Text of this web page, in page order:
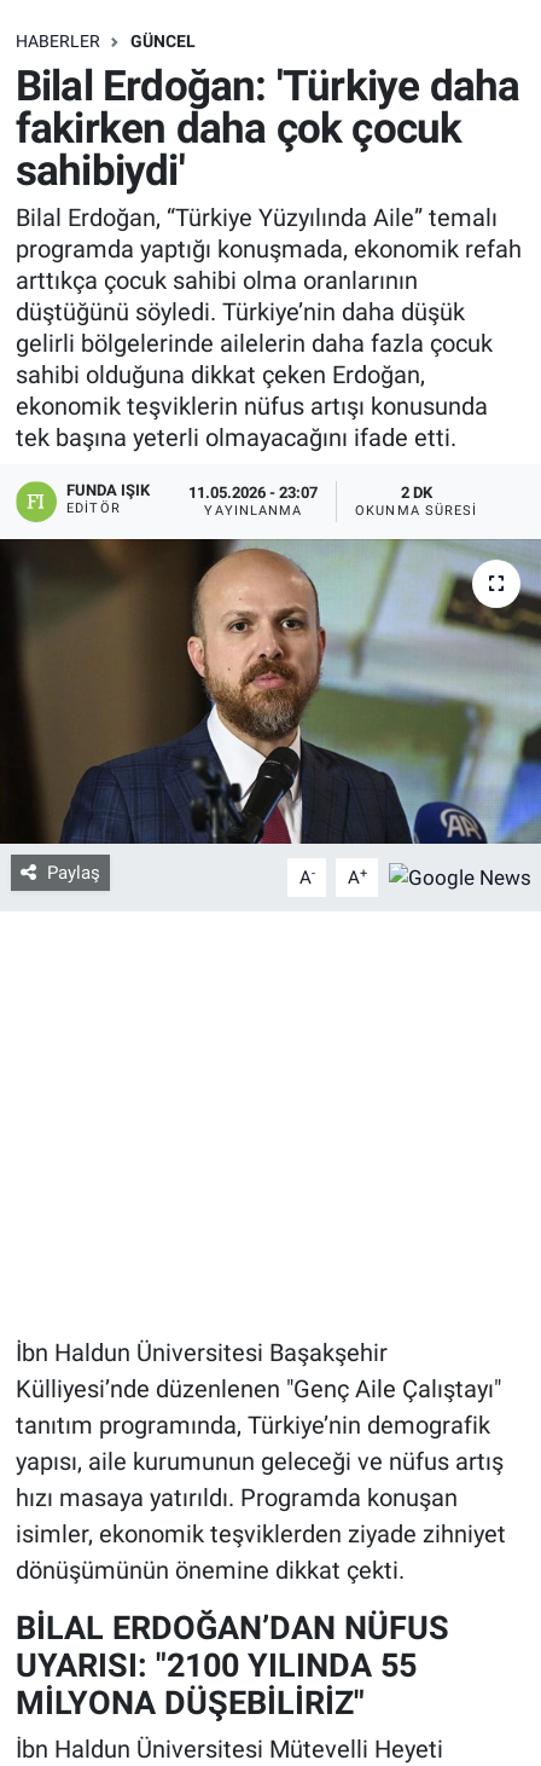
HABERLER GÜNCEL
Bilal Erdoğan: 'Türkiye daha
fakirken daha çok çocuk
sahibiydi'
Bilal Erdoğan, “Türkiye Yüzyılında Aile” temalı
programda yaptığı konuşmada, ekonomik refah
arttıkça çocuk sahibi olma oranlarının
düştüğünü söyledi. Türkiye’nin daha düşük
gelirli bölgelerinde ailelerin daha fazla çocuk
sahibi olduğuna dikkat çeken Erdoğan,
ekonomik teşviklerin nüfus artışı konusunda
tek başına yeterli olmayacağını ifade etti.
FUNDA IŞIK
EDITÖR
11.05.2026 - 23:07
YAYINLANMA
2 DK
OKUNMA SÜRESI
Paylaş A- A+
İbn Haldun Üniversitesi Başakşehir
Külliyesi’nde düzenlenen "Genç Aile Çalıştayı"
tanıtım programında, Türkiye’nin demografik
yapısı, aile kurumunun geleceği ve nüfus artış
hızı masaya yatırıldı. Programda konuşan
isimler, ekonomik teşviklerden ziyade zihniyet
dönüşümünün önemine dikkat çekti.
BİLAL ERDOĞAN’DAN NÜFUS
UYARISI: "2100 YILINDA 55
MİLYONA DÜŞEBİLİRİZ"
İbn Haldun Üniversitesi Mütevelli Heyeti
SAĞLIK
EKONOMİ
EĞİTİM
ÖZEL HABER
Keşfet
ASTROLOJİ
MANŞET
İLAN
Bize ulaşın
İletişim/Künye
Gözden Kaçmasın
İletişim (Künye)